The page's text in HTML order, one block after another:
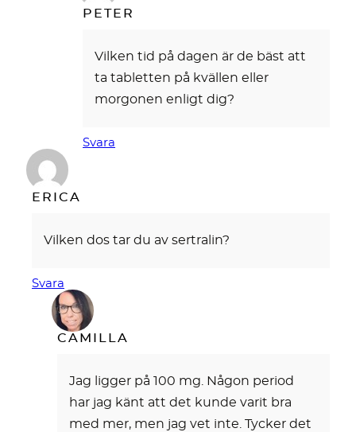
PETER
Vilken tid på dagen är de bäst att
ta tabletten på kvällen eller
morgonen enligt dig?
Svara
ERICA
Vilken dos tar du av sertralin?
Svara
CAMILLA
Jag ligger på 100 mg. Någon period
har jag känt att det kunde varit bra
med mer, men jag vet inte. Tycker det